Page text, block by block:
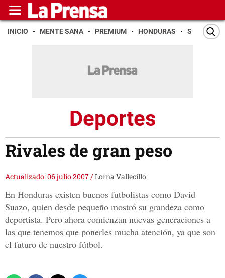
INICIO MENTE SANA PREMIUM HONDURAS SAN PEDRO
Deportes
Rivales de gran peso
Actualizado: 06 julio 2007/Lorna Vallecillo
En Honduras existen buenos futbolistas como David
Suazo, quien desde pequeño mostró su grandeza como
deportista. Pero ahora comienzan nuevas generaciones a
las que tenemos que ponerles mucha atención, ya que son
el futuro de nuestro fútbol.